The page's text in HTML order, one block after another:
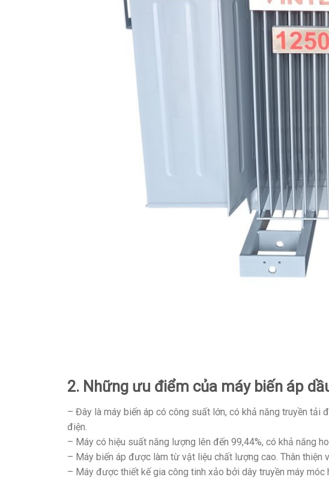
2. Những ưu điểm của máy biến áp
– Đây là máy biến áp có công suất lớn, có khả năng truyền tải
điện.
– Máy có hiệu suất năng lượng lên đến 99,44%, có khả năng
– Máy biến áp được làm từ vật liệu chất lượng cao. Thân
– Máy được thiết kế gia công tinh xảo bởi dây truyền máy